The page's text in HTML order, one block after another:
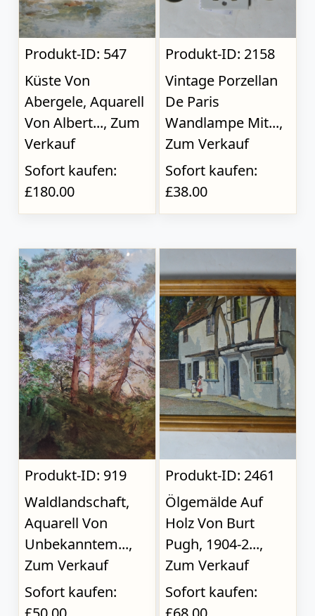
Produkt-ID: 547
Küste Von
Abergele, Aquarell
Von Albert..., Zum
Verkauf
Sofort kaufen:
£180.00
Produkt-ID: 2158
Vintage Porzellan
De Paris
Wandlampe Mit...,
Zum Verkauf
Sofort kaufen:
£38.00
Produkt-ID: 919
Waldlandschaft,
Aquarell Von
Unbekanntem...,
Zum Verkauf
Sofort kaufen:
Produkt-ID: 2461
Ölgemälde Auf
Holz Von Burt
Pugh, 1904-2...,
Zum Verkauf
Sofort kaufen: